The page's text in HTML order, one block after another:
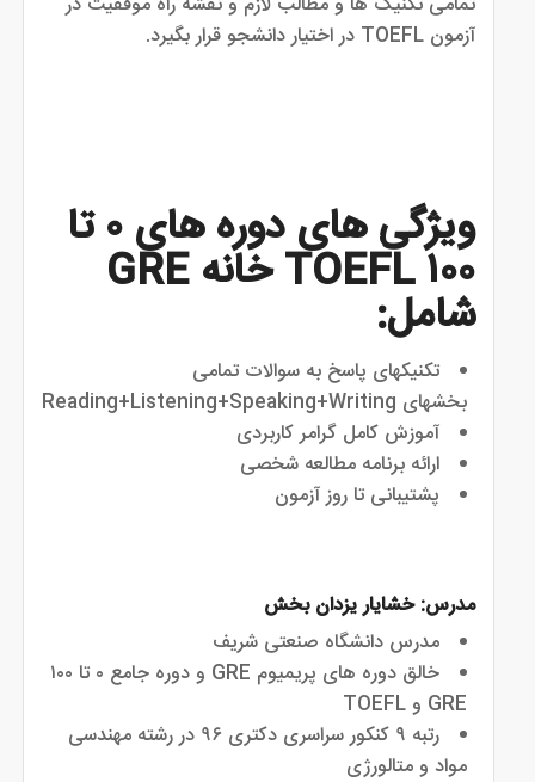
آزمون TOEFL در اختیار دانشجو قرار بگیرد.
ویژگی های دوره های ۰ تا
۱۰۰ TOEFL خانه GRE
شامل:
تكنيكهاى پاسخ به سوالات تمامى
بخشهاى Reading+Listening+Speaking+Writing
آموزش کامل گرامر کاربردی
ارائه برنامه مطالعه شخصى
مدرس:خشایار یزدان بخش
مدرس دانشگاه صنعتی شریف
خالق دوره های پریمیوم GRE و دوره جامع ۰ تا ۱۰۰
GRE و TOEFL
رتبه ۹ کنکور سراسری دکتری ۹۶ در رشته مهندسی
مواد و متالورژی